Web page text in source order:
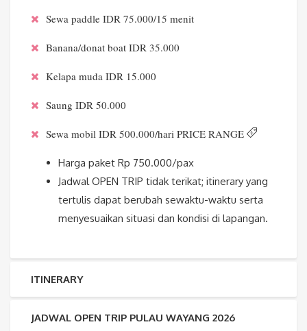
Sewa paddle IDR 75.000/15 menit
Banana/donat boat IDR 35.000
Kelapa muda IDR 15.000
Saung IDR 50.000
Sewa mobil IDR 500.000/hari PRICE RANGE
Harga paket Rp 750.000/pax
Jadwal OPEN TRIP tidak terikat; itinerary yang
tertulis dapat berubah sewaktu-waktu serta
menyesuaikan situasi dan kondisi di lapangan.
ITINERARY
JADWAL OPEN TRIP PULAU WAYANG 2026